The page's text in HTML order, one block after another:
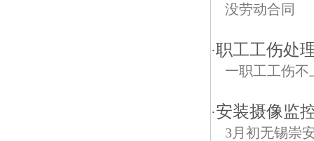
没劳动合同
·职工工伤处
一职工工伤
·安装摄像监
3月初无锡崇